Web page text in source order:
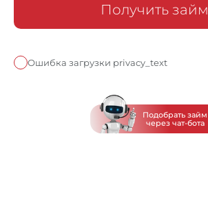
Получить займ
Ошибка загрузки privacy_text
Подобрать займ
через чат-бота